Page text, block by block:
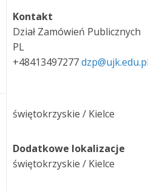
Kontakt
Dział Zamówień Publicznych
PL
+48413497277
świętokrzyskie / Kielce
Dodatkowe lokalizacje
świętokrzyskie / Kielce